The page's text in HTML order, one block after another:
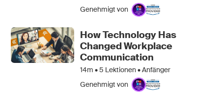
Genehmigt von
How Technology Has
Changed Workplace
Communication
14m •5 Lektionen • Anfänger
Genehmigt von